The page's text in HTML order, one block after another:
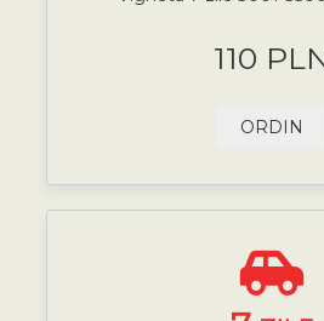
110
ORDIN